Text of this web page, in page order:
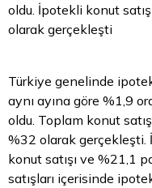
oldu. İpotekli konut
olarak gerçekleşti
Türkiye genelinde
aynı ayına göre %1,9
oldu. Toplam konut
%32 olarak gerçekleşti.
konut satışı ve %21,1
satışları içerisinde